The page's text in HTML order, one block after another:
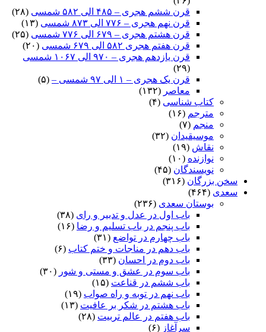
قرن ششم هجری – ۴۸۵ الی ۵۸۲ شمسی
(۲۸)
قرن نهم هجری – ۷۷۶ الی ۸۷۳ شمسی
(۱۳)
قرن هشتم هجری – ۶۷۹ الی ۷۷۶ شمسی
(۲۵)
قرن هفتم هجری ۵۸۲ الی ۶۷۹ شمسی
(۲۰)
قرن یازدهم هجری – ۹۷۰ الی ۱۰۶۷ شمسی
(۲۹)
قرن یک هجری – ۱ الی ۹۷ شمسی –
(۵)
معاصر (۱۳۲)
کتاب شناسی (۴)
مترجم (۱۶)
منجم (۷)
موسیقیدان (۳۲)
نقاش (۱۹)
نوازنده (۱۰)
نویسندگان (۴۵)
سخن بزرگان (۳۱۶)
سعدی (۴۶۴)
بوستان سعدی (۲۳۶)
باب اول در عدل و تدبیر و رای (۳۸)
باب پنجم در باب تسلیم و رضا (۱۶)
باب چهارم در تواضع (۳۱)
باب دهم در مناجات و ختم کتاب (۶)
باب دوم در احسان (۳۳)
باب سوم در عشق و مستی و شور (۳۰)
باب ششم در قناعت (۱۵)
باب نهم در توبه و راه صواب (۱۹)
باب هشتم در شکر بر عافیت (۱۳)
باب هفتم در عالم تربیت (۲۸)
سرآغاز (۶)